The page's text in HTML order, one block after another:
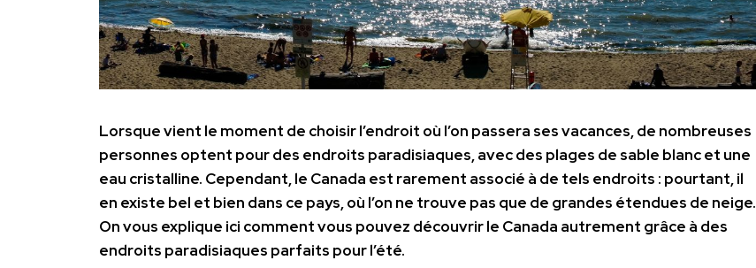
Lorsque vient le moment de choisir l’endroit où l’on passera ses vacances, de nombreuses
personnes optent pour des endroits paradisiaques, avec des plages de sable blanc et une
eau cristalline. Cependant, le Canada est rarement associé à de tels endroits : pourtant, il
en existe bel et bien dans ce pays, où l’on ne trouve pas que de grandes étendues de neige.
On vous explique ici comment vous pouvez découvrir le Canada autrement grâce à des
endroits paradisiaques parfaits pour l’été.